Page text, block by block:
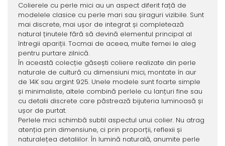
Colierele cu perle mici au un aspect diferit față de
modelele clasice cu perle mari sau șiraguri vizibile. Sunt
mai discrete, mai ușor de integrat și completează
natural ținutele fără să devină elementul principal al
întregii apariții. Tocmai de aceea, multe femei le aleg
pentru purtare zilnică.
În această colecție găsești coliere realizate din perle
naturale de cultură cu dimensiuni mici, montate în aur
de 14K sau argint 925. Unele modele sunt foarte simple
și minimaliste, altele combină perlele cu lanțuri fine sau
cu detalii discrete care păstrează bijuteria luminoasă și
ușor de purtat.
Perlele mici schimbă subtil aspectul unui colier. Nu atrag
atenția prin dimensiune, ci prin proporții, reflexii și
naturalețea detaliilor. În lumină naturală, anumite perle